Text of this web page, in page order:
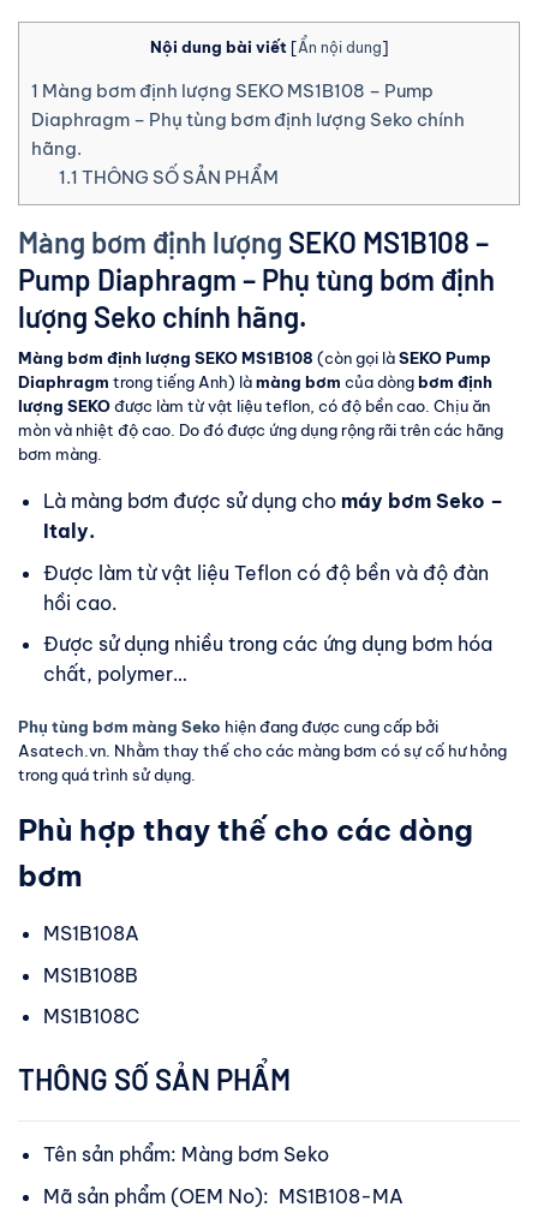
Nội dung bài viết [Ẩn nội dung]
1 Màng bơm định lượng SEKO MS1B108 – Pump
Diaphragm – Phụ tùng bơm định lượng Seko chính
hãng.
1.1 THÔNG SỐ SẢN PHẨM
Màng bơm định lượng SEKO MS1B108 –
Pump Diaphragm – Phụ tùng bơm định
lượng Seko chính hãng.
Màng bơm định lượng SEKO MS1B108 (còn gọi làSEKO Pump
Diaphragm trong tiếng Anh) làmàng bơm của dòngbơm định
lượng SEKOđược làm từ vật liệu teflon, có độ bền cao. Chịu ăn
mòn và nhiệt độ cao. Do đó được ứng dụng rộng rãi trên các hãng
bơm màng.
Là màng bơm được sử dụng cho máy bơm Seko –
Italy.
Được làm từ vật liệu Teflon có độ bền và độ đàn
hồi cao.
Được sử dụng nhiều trong các ứng dụng bơm hóa
chất, polymer…
Phụ tùng bơm màng Seko hiện đang được cung cấp bởi
Asatech.vn. Nhằm thay thế cho các màng bơm có sự cố hư hỏng
trong quá trình sử dụng.
Phù hợp thay thế cho các dòng
bơm
MS1B108A
MS1B108B
MS1B108C
THÔNG SỐ SẢN PHẨM
Tên sản phẩm: Màng bơm Seko
Mã sản phẩm (OEM No): MS1B108-MA